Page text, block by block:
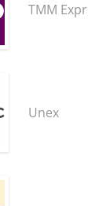
TMM
Unex